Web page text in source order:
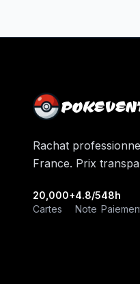
Rachat
France. Prix
20,000+
Cartes
4.8/5
Note
48h